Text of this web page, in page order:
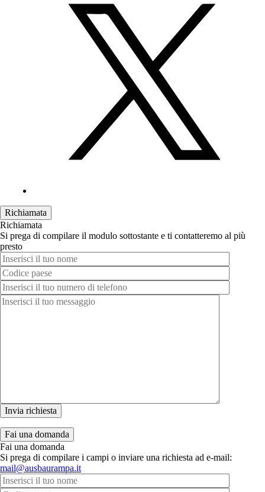
Richiamata
Richiamata
Si prega di compilare il modulo sottostante e ti contatteremo al più
presto
Fai una domanda
Fai una domanda
Si prega di compilare i campi o inviare una richiesta ad e-mail:
mail@ausbaurampa.it